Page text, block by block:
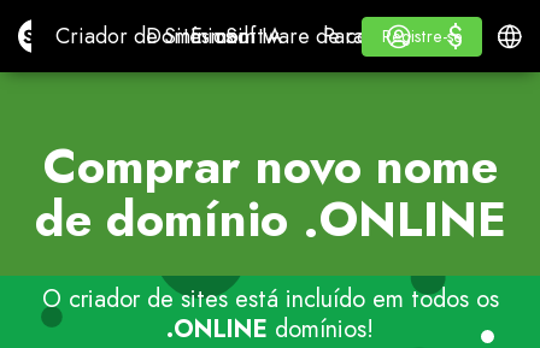
Site.proCriador de Sites com IA
Criador de Sites com IA
Domínios
Domínios
E-mail
E-mailSoftware de contabilidade
Software de contabilidade
Para
Para Revendedores
WHITE LABEL
Aprender
Aprender
Registre-se
Registre-se
Iniciar Sessão
$
$
Comprar novo nome
de domínio .ONLINE
O criador de sites está incluído em todos os
.ONLINE domínios!